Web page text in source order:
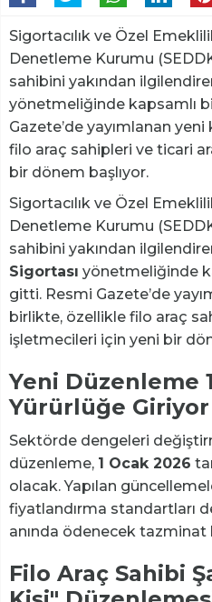
Sigortacılık ve Özel
Denetleme Kurumu
sahibini yakından
yönetmeliğinde kapsamlı
Gazete’de yayımlanan
filo araç sahipleri ve ticari
bir dönem başlıyor.
Sigortacılık ve Özel
Denetleme Kurumu
sahibini yakından
Sigortası yönetmeliğinde
gitti. Resmi Gazete’de
birlikte, özellikle filo araç
işletmecileri için yeni bir
Yeni Düzenleme
Yürürlüğe Giriyor
Sektörde dengeleri
düzenleme, 1 Ocak 2026
olacak. Yapılan
fiyatlandırma standartları
anında ödenecek tazminat
Filo Araç Sahibi